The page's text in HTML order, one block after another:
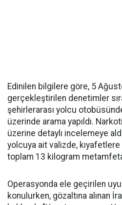
Edinilen bilgilere göre, 5
gerçekleştirilen denetimler
şehirlerarası yolcu
üzerinde arama yapıldı.
üzerine detaylı incelemeye
yolcuya ait valizde,
toplam 13 kilogram
Operasyonda ele geçirilen
konulurken, gözaltına alınan